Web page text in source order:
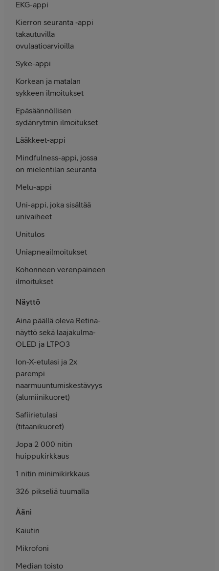
EKG-appi
Kierron seuranta ‑appi
takautuvilla
ovulaatio­arvioilla
Syke-appi
Korkean ja matalan
sykkeen ilmoi­tukset
Epä­säännölli­sen
sydän­rytmin ilmoitukset
Lääkkeet-appi
Mindfulness-appi, jossa
on mielen­tilan seuranta
Melu-appi
Uni-appi, joka sisältää
univaiheet
Unitulos
Uniapnea­ilmoitukset
Kohonneen veren­paineen
ilmoitukset
Näyttö
Aina päällä oleva Retina-
näyttö sekä laajakulma-
OLED ja LTPO3
Ion-X-etulasi ja 2x
parempi
naarmuuntumis­kestävyys
(alumiini­kuoret)
Safiirietulasi
(titaani­kuoret)
Jopa 2 000 nitin
huippu­kirkkaus
1 nitin minimikirkkaus
326 pikseliä tuumalla
Ääni
Kaiutin
Mikrofoni
Median toisto